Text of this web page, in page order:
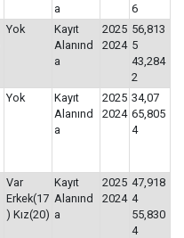
a
6
Yok
Kayıt
Alanınd
a
2025
2024
56,813
5
43,284
2
Yok
Kayıt
Alanınd
a
2025
2024
34,07
65,805
4
Var
Erkek(17
) Kız(20)
Kayıt
Alanınd
a
2025
2024
47,918
4
55,830
4